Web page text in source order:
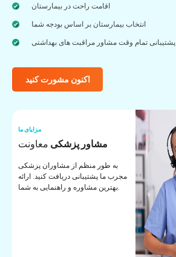
اقامت راحت در بیمارستان
انتخاب بیمارستان بر اساس بودجه شما
پشتیبانی تمام وقت مشاور مراقبت های بهداشتی
اکنون مشورت کنید
مزایای ما
مشاور پزشکی معاونت
به طور منظم از مشاوران پزشکی
مجرب ما پشتیبانی دریافت کنید. ارائه
بهترین مشاوره و راهنمایی به شما.